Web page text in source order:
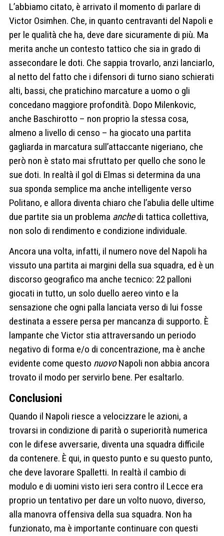
L’abbiamo citato, è arrivato il momento di parlare di
Victor Osimhen. Che, in quanto centravanti del Napoli e
per le qualità che ha, deve dare sicuramente di più. Ma
merita anche un contesto tattico che sia in grado di
assecondare le doti. Che sappia trovarlo, anzi lanciarlo,
al netto del fatto che i difensori di turno siano schierati
alti, bassi, che pratichino marcature a uomo o gli
concedano maggiore profondità. Dopo Milenkovic,
anche Baschirotto – non proprio la stessa cosa,
almeno a livello di censo – ha giocato una partita
gagliarda in marcatura sull’attaccante nigeriano, che
però non è stato mai sfruttato per quello che sono le
sue doti. In realtà il gol di Elmas si determina da una
sua sponda semplice ma anche intelligente verso
Politano, e allora diventa chiaro che l’abulia delle ultime
due partite sia un problema anchedi tattica collettiva,
non solo di rendimento e condizione individuale.
Ancora una volta, infatti, il numero nove del Napoli ha
vissuto una partita ai margini della sua squadra, ed è un
discorso geografico ma anche tecnico: 22 palloni
giocati in tutto, un solo duello aereo vinto e la
sensazione che ogni palla lanciata verso di lui fosse
destinata a essere persa per mancanza di supporto. È
lampante che Victor stia attraversando un periodo
negativo di forma e/o di concentrazione, ma è anche
evidente come questo nuovoNapoli non abbia ancora
trovato il modo per servirlo bene. Per esaltarlo.
Conclusioni
Quando il Napoli riesce a velocizzare le azioni, a
trovarsi in condizione di parità o superiorità numerica
con le difese avversarie, diventa una squadra difficile
da contenere. È qui, in questo punto e su questo punto,
che deve lavorare Spalletti. In realtà il cambio di
modulo e di uomini visto ieri sera contro il Lecce era
proprio un tentativo per dare un volto nuovo, diverso,
alla manovra offensiva della sua squadra. Non ha
funzionato, ma è importante continuare con questi